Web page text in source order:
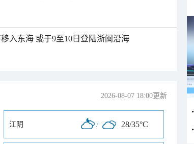
入东海 或于9至10日登陆浙闽沿海
2026-08-07 18:00更新
江阴 / 28/35°C